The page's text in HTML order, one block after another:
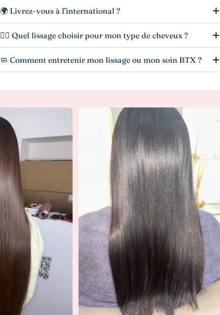
🌍 Livrez-vous à l’international ?
💆‍♀️ Quel lissage choisir pour mon type de cheveux ?
🧼 Comment entretenir mon lissage ou mon soin BTX ?